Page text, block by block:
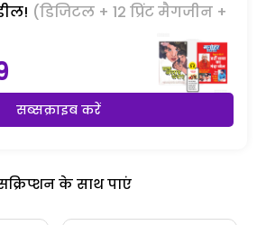
(डिजिटल + 12 प्रिंट मैगजीन +
सब्सक्राइब करें
के साथ पाएं